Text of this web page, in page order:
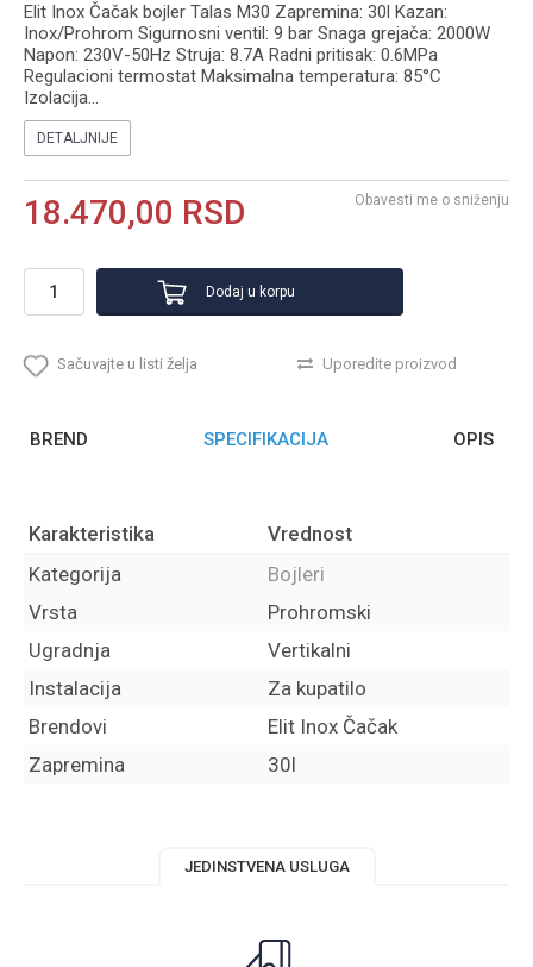
Elit Inox Čačak bojler Talas M30 Zapremina: 30l Kazan:
Inox/Prohrom Sigurnosni ventil: 9 bar Snaga grejača: 2000W
Napon: 230V-50Hz Struja: 8.7A Radni pritisak: 0.6MPa
Regulacioni termostat Maksimalna temperatura: 85°C
Izolacija...
DETALJNIJE
18.470,00 RSD Obavesti me o sniženju
Dodaj u korpu
Sačuvajte u listi želja Uporedite proizvod
BREND SPECIFIKACIJA OPIS
Karakteristika
Vrednost
Kategorija
Bojleri
Vrsta
Prohromski
Ugradnja
Vertikalni
Instalacija
Za kupatilo
Brendovi
Elit Inox Čačak
Zapremina
30l
JEDINSTVENA USLUGA